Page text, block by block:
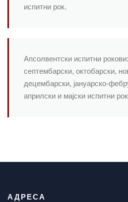
испитни рок.
Апсолвентски испитни рокови:
септембарски, октобарски,
децембарски, јануарско-
априлски и мајски испитни
АДРЕСА